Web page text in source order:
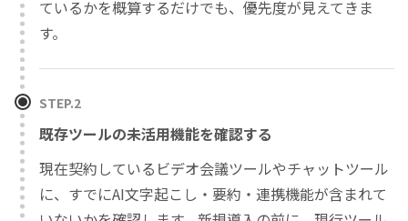
ているかを概算するだけでも、優先度が見えてきま
す。
STEP.2
既存ツールの未活用機能を確認する
現在契約しているビデオ会議ツールやチャットツール
に、すでにAI文字起こし・要約・連携機能が含まれて